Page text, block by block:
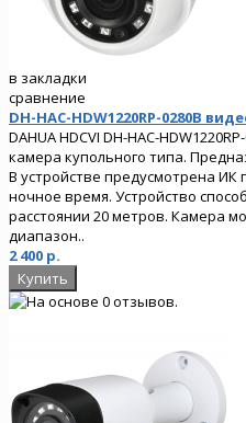
в закладки
сравнение
DH-HAC-HDW1220RP-0280B
DAHUA HDCVI DH-HAC-
камера купольного типа.
В устройстве предусмотрена ИК
ночное время. Устройство
расстоянии 20 метров. Камера
диапазон..
2 400 р.